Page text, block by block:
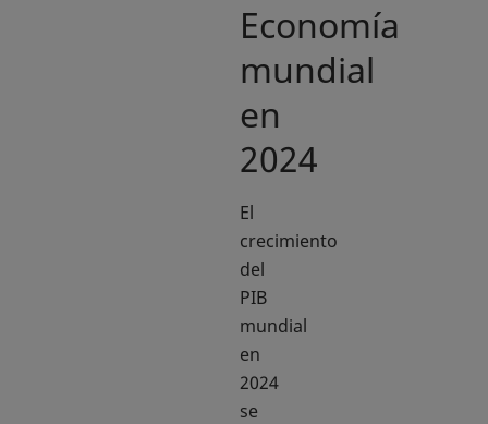
Economía
mundial
en
2024
El
crecimiento
del
PIB
mundial
en
2024
se